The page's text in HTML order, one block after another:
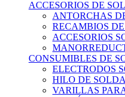
ACCESORIOS DE
ANTORCHAS
RECAMBIOS
ACCESORIOS
CONSUMIBLES DE
ELECTRODOS
HILO DE
VARILLAS